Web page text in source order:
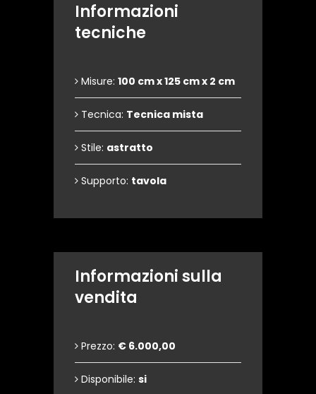
Informazioni
tecniche
Misure: 100 cm x 125 cm x 2 cm
Tecnica: Tecnica mista
Stile: astratto
Supporto: tavola
Informazioni sulla
vendita
Prezzo: € 6.000,00
Disponibile: si